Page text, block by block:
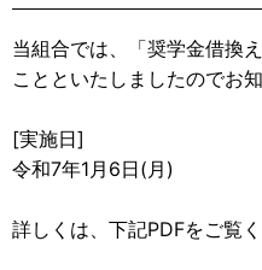
当組合では、「奨学金借換
ことといたしましたのでお
[実施日]
令和7年1月6日(月)
詳しくは、下記PDFをご覧く